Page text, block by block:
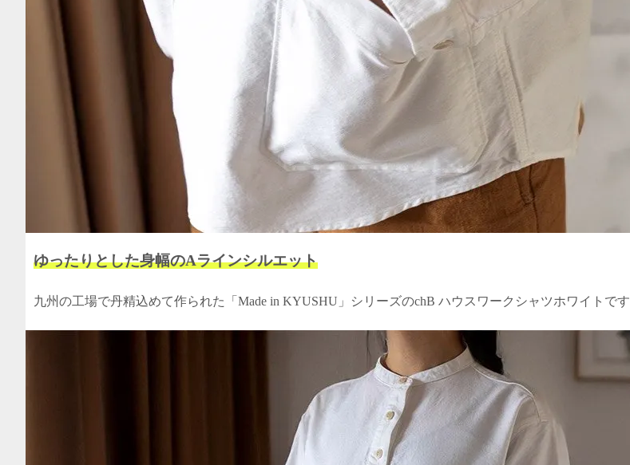
ゆったりとした身幅のAラインシルエット
九州の工場で丹精込めて作られた「Made in KYUSHU」シリーズのchB ハウスワークシャツホワイトです